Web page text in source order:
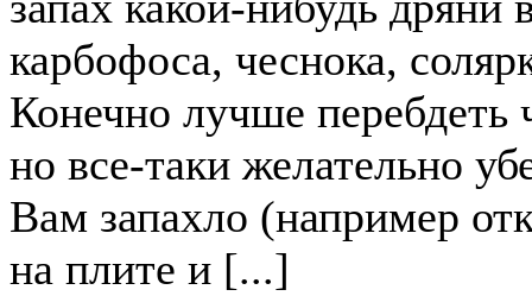
карбофоса, чеснока,
Конечно лучше перебдеть
но все-таки желательно
Вам запахло (например
на плите и [...]